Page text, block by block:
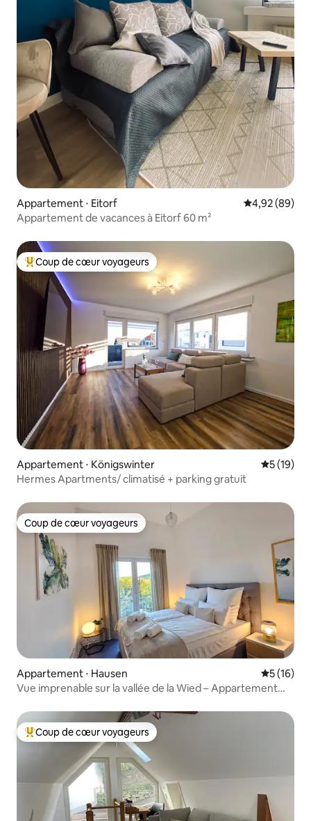
Appartement ⋅ Eitorf Évaluation
4,92 (89)
Appartement de vacances à Eitorf 60 m²
Coups de cœur voyageurs les plus appréciés
Coup de cœur voyageurs
Appartement ⋅ Königswinter
5 (19)
Hermes Apartments/ climatisé + parking gratuit
Coup de cœur voyageurs
Coup de cœur voyageurs
Appartement ⋅ Hausen
5 (16)
Vue imprenable sur la vallée de la Wied – Appartement
Coups de cœur voyageurs les plus appréciés
Coup de cœur voyageurs